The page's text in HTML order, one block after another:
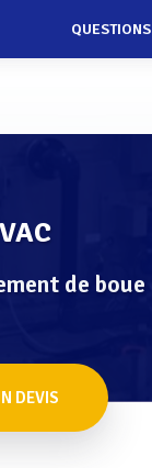
QUESTIONS
de boue
DEVIS